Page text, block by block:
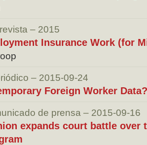
– 2015
Insurance Work (for
– 2015-09-24
Foreign Worker
de prensa – 2015-09-16
expands court battle over